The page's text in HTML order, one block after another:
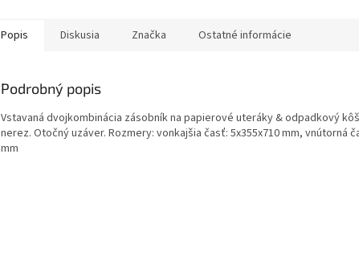
Popis Diskusia Značka Ostatné informácie
Podrobný popis
Vstavaná dvojkombinácia zásobník na papierové uteráky & odpadkový
nerez. Otočný uzáver. Rozmery: vonkajšia časť: 5x355x710 mm, vnútorná
mm